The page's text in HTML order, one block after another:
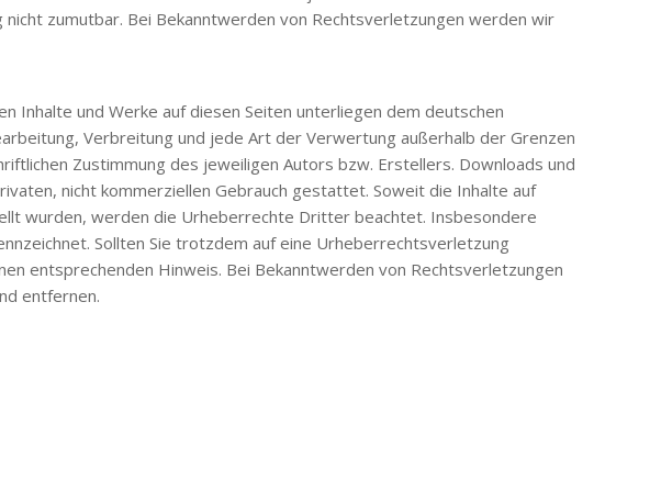
zumutbar. Bei Bekanntwerden von Rechtsverletzungen werden wir
Inhalte und Werke auf diesen Seiten unterliegen dem deutschen
Verbreitung und jede Art der Verwertung außerhalb der Grenzen
Zustimmung des jeweiligen Autors bzw. Erstellers. Downloads und
nicht kommerziellen Gebrauch gestattet. Soweit die Inhalte auf
wurden, werden die Urheberrechte Dritter beachtet. Insbesondere
Sollten Sie trotzdem auf eine Urheberrechtsverletzung
entsprechenden Hinweis. Bei Bekanntwerden von Rechtsverletzungen
entfernen.